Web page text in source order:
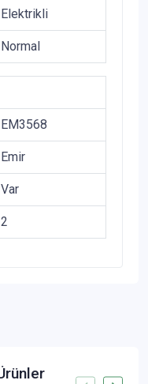
Elektrikli
Normal
EM3568
Emir
Var
2